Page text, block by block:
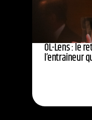
OL-Lens : le
l’entraîneur